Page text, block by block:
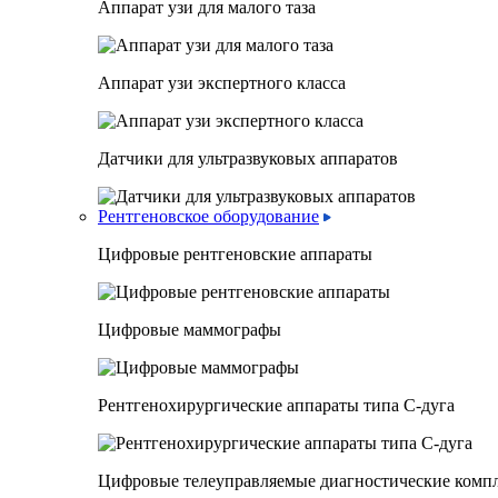
Аппарат узи для малого таза
Аппарат узи экспертного класса
Датчики для ультразвуковых аппаратов
Рентгеновское оборудование
Цифровые рентгеновские аппараты
Цифровые маммографы
Рентгенохирургические аппараты типа C-дуга
Цифровые телеуправляемые диагностические